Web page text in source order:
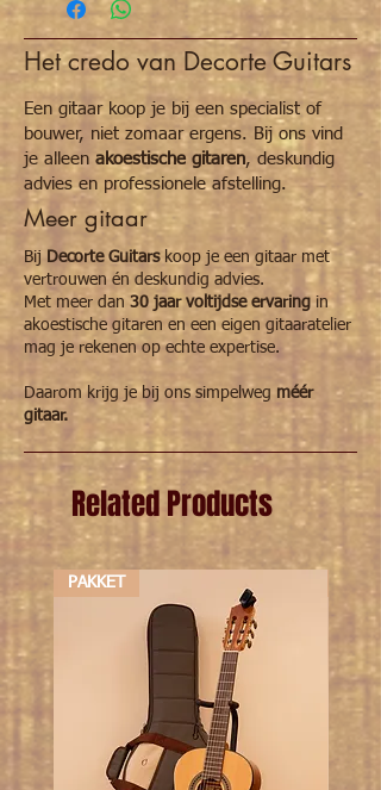
Het credo van Decorte Guitars
Een gitaar koop je bij een specialist of
bouwer, niet zomaar ergens. Bij ons vind
je alleen akoestische gitaren, deskundig
advies en professionele afstelling.
Meer gitaar
Bij Decorte Guitarskoop je een gitaar met
vertrouwen én deskundig advies.
Met meer dan 30 jaar voltijdse ervaring in
akoestische gitaren en een eigen gitaaratelier
mag je rekenen op echte expertise.
Daarom krijg je bij ons simpelweg méér
gitaar.
Related Products
PAKKET